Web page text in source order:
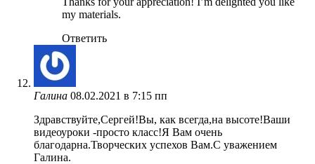
my materials.
Ответить
Галина 08.02.2021 в 7:15 пп
Здравствуйте,Сергей!Вы, как всегда,на высоте!Ваши
видеоуроки -просто класс!Я Вам очень
благодарна.Творческих успехов Вам.С уважением
Галина.